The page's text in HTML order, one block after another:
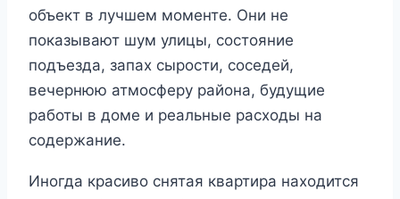
объект в лучшем моменте. Они не
показывают шум улицы, состояние
подъезда, запах сырости, соседей,
вечернюю атмосферу района, будущие
работы в доме и реальные расходы на
содержание.
Иногда красиво снятая квартира находится